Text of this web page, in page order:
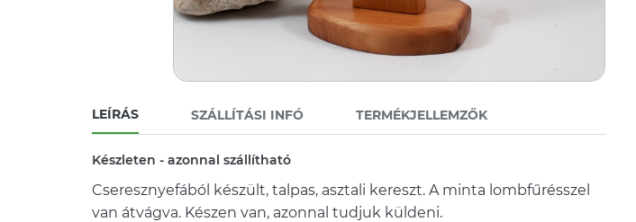
LEÍRÁS SZÁLLÍTÁSI INFÓ TERMÉKJELLEMZŐK
Készleten - azonnal szállítható
Cseresznyefából készült, talpas, asztali kereszt. A minta lombfűrésszel
van átvágva. Készen van, azonnal tudjuk küldeni.